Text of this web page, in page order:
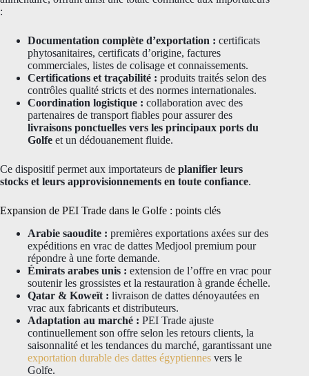
:
Documentation complète d’exportation : certificats
phytosanitaires, certificats d’origine, factures
commerciales, listes de colisage et connaissements.
Certifications et traçabilité : produits traités selon des
contrôles qualité stricts et des normes internationales.
Coordination logistique : collaboration avec des
partenaires de transport fiables pour assurer des
livraisons ponctuelles vers les principaux ports du
Golfe et un dédouanement fluide.
Ce dispositif permet aux importateurs de planifier leurs
stocks et leurs approvisionnements en toute confiance.
Expansion de PEI Trade dans le Golfe : points clés
Arabie saoudite : premières exportations axées sur des
expéditions en vrac de dattes Medjool premium pour
répondre à une forte demande.
Émirats arabes unis : extension de l’offre en vrac pour
soutenir les grossistes et la restauration à grande échelle.
Qatar & Koweït : livraison de dattes dénoyautées en
vrac aux fabricants et distributeurs.
Adaptation au marché : PEI Trade ajuste
continuellement son offre selon les retours clients, la
saisonnalité et les tendances du marché, garantissant une
exportation durable des dattes égyptiennes vers le
Golfe.